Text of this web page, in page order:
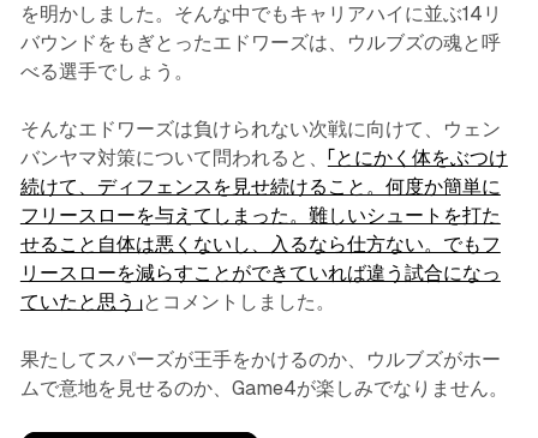
を明かしました。そんな中でもキャリアハイに並ぶ14リ
バウンドをもぎとったエドワーズは、ウルブズの魂と呼
べる選手でしょう。
そんなエドワーズは負けられない次戦に向けて、ウェン
バンヤマ対策について問われると、 「とにかく体をぶつけ
続けて、ディフェンスを見せ続けること。何度か簡単に
フリースローを与えてしまった。難しいシュートを打た
せること自体は悪くないし、入るなら仕方ない。でもフ
リースローを減らすことができていれば違う試合になっ
ていたと思う」とコメントしました。
果たしてスパーズが王手をかけるのか、ウルブズがホー
ムで意地を見せるのか、Game4が楽しみでなりません。